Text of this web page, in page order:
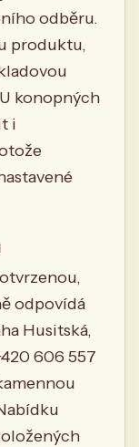
odběru.
produktu,
konopných
i
odpovídá
Husitská,
606 557